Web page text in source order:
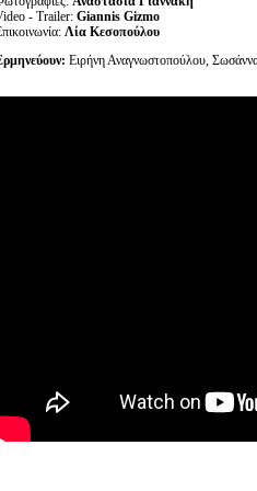
- Trailer: Giannis Gizmo
Λία Κεσοπούλου
Ειρήνη Αναγνωστοπούλου,